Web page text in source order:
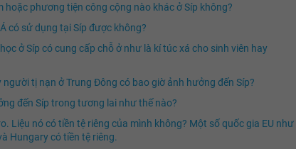
hoặc phương tiện công cộng nào khác ở Síp không?
có sử dụng tại Síp được không?
ở Síp có cung cấp chỗ ở như là kí túc xá cho sinh viên hay
người tị nạn ở Trung Đông có bao giờ ảnh hưởng đến Síp?
đến Síp trong tương lai như thế nào?
Liệu nó có tiền tệ riêng của mình không? Một số quốc gia EU như
Hungary có tiền tệ riêng.